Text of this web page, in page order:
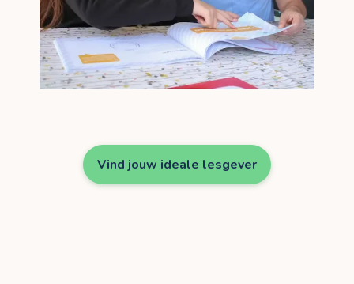
Vind jouw ideale lesgever